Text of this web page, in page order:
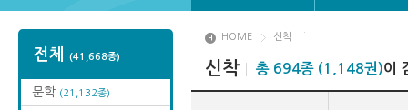
전체 (41,668종)
문학 (21,132종)
HOME 신착
신착 총 694종 (1,148권)이